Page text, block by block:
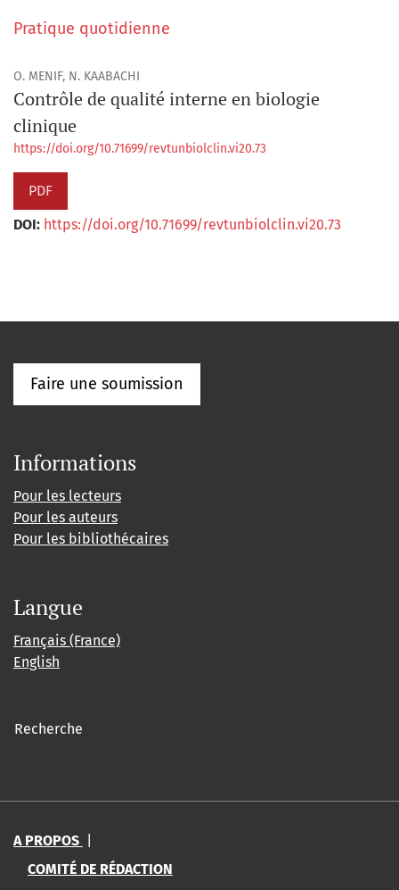
Pratique quotidienne
O. MENIF, N. KAABACHI
Contrôle de qualité interne en biologie
clinique
https://doi.org/10.71699/revtunbiolclin.vi20.73
PDF
DOI: https://doi.org/10.71699/revtunbiolclin.vi20.73
Faire une soumission
Informations
Pour les lecteurs
Pour les auteurs
Pour les bibliothécaires
Langue
Français (France)
English
Recherche
A PROPOS
COMITÉ DE RÉDACTION